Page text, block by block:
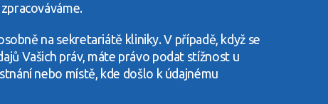
na sekretariátě kliniky. V případě, když se
Vašich práv, máte právo podat stížnost u
nebo místě, kde došlo k údajnému